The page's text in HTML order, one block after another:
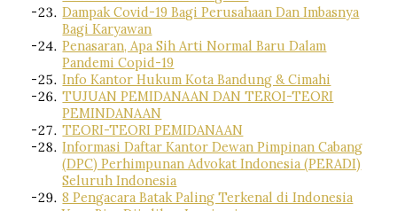
Dampak Covid-19 Bagi Perusahaan Dan Imbasnya
Bagi Karyawan
Penasaran, Apa Sih Arti Normal Baru Dalam
Pandemi Copid-19
Info Kantor Hukum Kota Bandung & Cimahi
TUJUAN PEMIDANAAN DAN TEROI-TEORI
PEMINDANAAN
TEORI-TEORI PEMIDANAAN
Informasi Daftar Kantor Dewan Pimpinan Cabang
(DPC) Perhimpunan Advokat Indonesia (PERADI)
Seluruh Indonesia
8 Pengacara Batak Paling Terkenal di Indonesia